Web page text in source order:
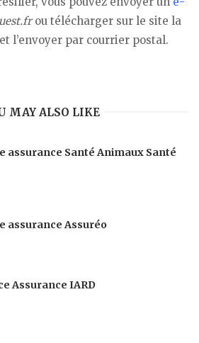
ou télécharger sur le site la
l’envoyer par courrier postal.
MAY ALSO LIKE
assurance Santé Animaux Santé
assurance Assuréo
Assurance IARD